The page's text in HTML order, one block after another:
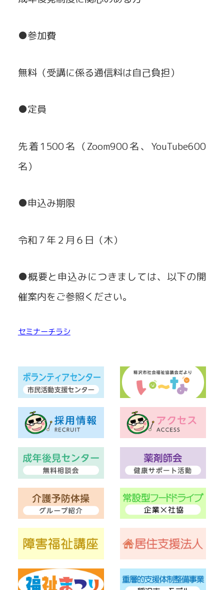
●参加費
無料（受講に係る通信料は自己負担）
●定員
先着1500名（Zoom900名、YouTube600
名）
●申込み期限
令和７年２月６日（木）
●概要と申込みにつきましては、以下の開
催案内をご参照ください。
セミナーチラシ